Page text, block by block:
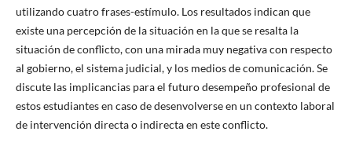
utilizando cuatro frases-estímulo. Los resultados indican que
existe una percepción de la situación en la que se resalta la
situación de conflicto, con una mirada muy negativa con respecto
al gobierno, el sistema judicial, y los medios de comunicación. Se
discute las implicancias para el futuro desempeño profesional de
estos estudiantes en caso de desenvolverse en un contexto laboral
de intervención directa o indirecta en este conflicto.